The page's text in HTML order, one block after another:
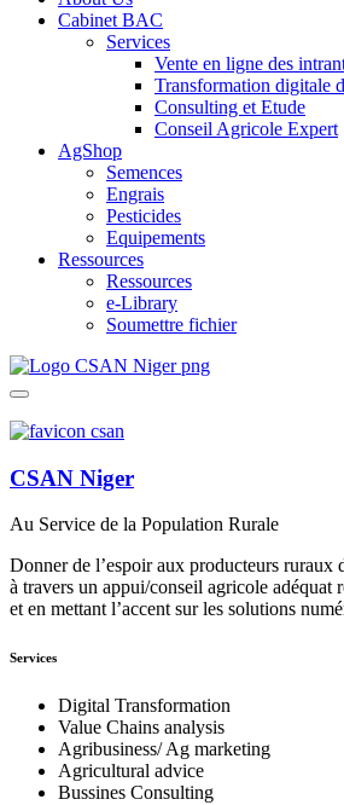
Cabinet BAC
Services
Vente en ligne des
Transformation digitale
Consulting et Etude
Conseil Agricole Expert
AgShop
Semences
Engrais
Pesticides
Equipements
Ressources
Ressources
e-Library
Soumettre fichier
CSAN Niger
Au Service de la Population Rurale
Donner de l’espoir aux producteurs ruraux
à travers un appui/conseil agricole adéquat
et en mettant l’accent sur les solutions
Services
Digital Transformation
Value Chains analysis
Agribusiness/ Ag marketing
Agricultural advice
Bussines Consulting